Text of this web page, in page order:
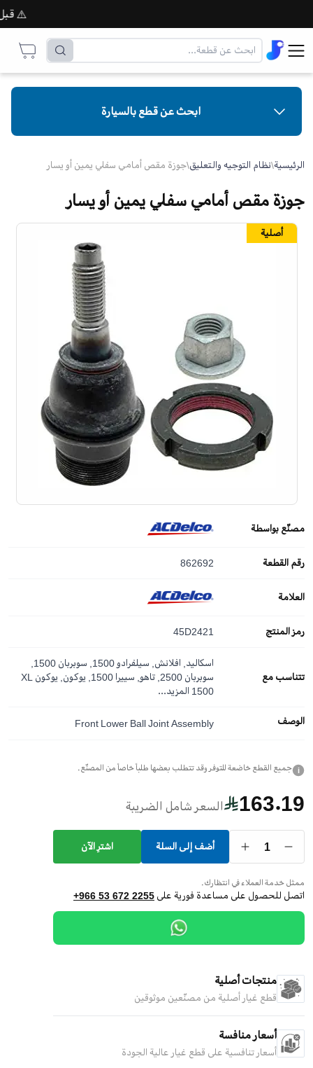
⚠️ قبل
ابحث عن قطع بالسيارة
الرئيسية\نظام التوجيه والتعليق\جوزة مقص أمامي سفلي يمين أو يسار
جوزة مقص أمامي سفلي يمين أو يسار
مصنّع بواسطة
رقم القطعة 862692
العلامة
رمز المنتج 45D2421
تتناسب مع
سوبربان 2500, تاهو, سييرا 1500, يوكون, يوكون XL
1500 المزيد...
الوصف Front Lower Ball Joint Assembly
i جميع القطع خاضعة للتوفر وقد تتطلب بعضها طلباً خاصاً من المصنّع.
163.19 السعر شامل الضريبة
1 أضف إلى السلة اشترِ الآن
ممثل خدمة العملاء في انتظارك.
اتصل للحصول على مساعدة فورية على +966 53 672 2255
منتجات أصلية
قطع غيار أصلية من مصنّعين موثوقين
أسعار منافسة
أسعار تنافسية على قطع غيار عالية الجودة
أصلية